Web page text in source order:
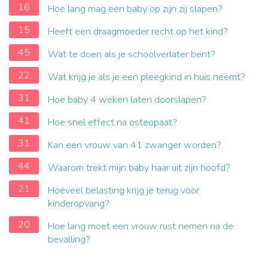
16
Hoe lang mag een baby op zijn zij slapen?
15
Heeft een draagmoeder recht op het kind?
45
Wat te doen als je schoolverlater bent?
22
Wat krijg je als je een pleegkind in huis neemt?
31
Hoe baby 4 weken laten doorslapen?
41
Hoe snel effect na osteopaat?
31
Kan een vrouw van 41 zwanger worden?
44
Waarom trekt mijn baby haar uit zijn hoofd?
21
Hoeveel belasting krijg je terug voor
kinderopvang?
20
Hoe lang moet een vrouw rust nemen na de
bevalling?